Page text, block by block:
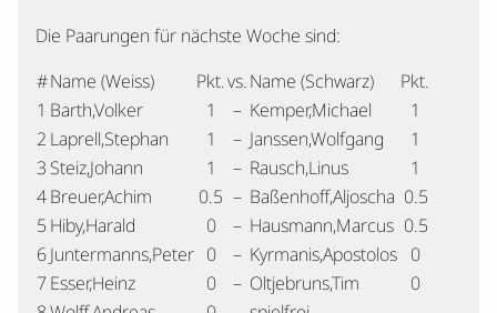
Die Paarungen für nächste Woche sind:
#Name (Weiss) Pkt.vs.Name (Schwarz)
Pkt.
1 Barth,Volker 1 – Kemper,Michael
1
2 Laprell,Stephan 1 – Janssen,Wolfgang
1
3 Steiz,Johann 1 – Rausch,Linus
1
4Breuer,Achim 0.5 – Baßenhoff,Aljoscha 0.5
5 Hiby,Harald 0 – Hausmann,Marcus 0.5
6Juntermanns,Peter 0 – Kyrmanis,Apostolos 0
7 Esser,Heinz 0 – Oltjebruns,Tim
0